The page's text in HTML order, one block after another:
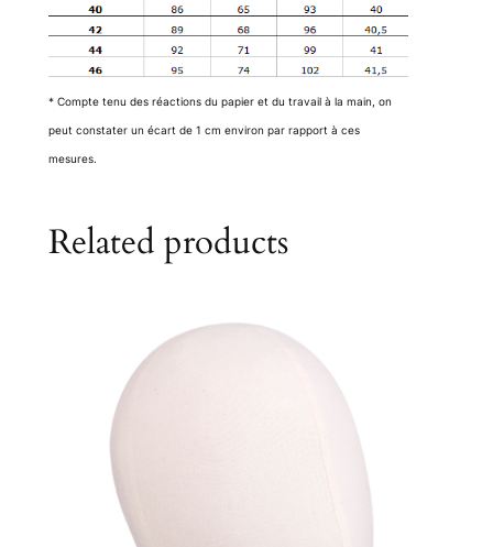
* Compte tenu des réactions du papier et du travail à la main, on
peut constater un écart de 1 cm environ par rapport à ces
mesures.
Related products